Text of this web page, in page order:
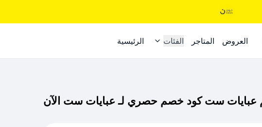
الرئيسية الفئات المتاجر العروض